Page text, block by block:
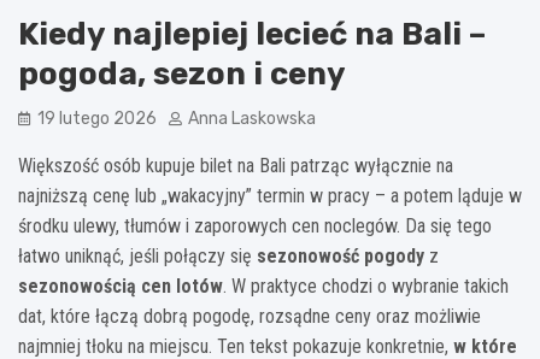
Kiedy najlepiej lecieć na Bali –
pogoda, sezon i ceny
19 lutego 2026 Anna Laskowska
Większość osób kupuje bilet na Bali patrząc wyłącznie na
najniższą cenę lub „wakacyjny” termin w pracy – a potem ląduje w
środku ulewy, tłumów i zaporowych cen noclegów. Da się tego
łatwo uniknąć, jeśli połączy się sezonowość pogody z
sezonowością cen lotów. W praktyce chodzi o wybranie takich
dat, które łączą dobrą pogodę, rozsądne ceny oraz możliwie
najmniej tłoku na miejscu. Ten tekst pokazuje konkretnie, w które